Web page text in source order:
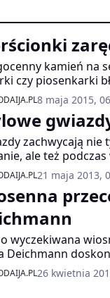
kamień na
czy piosenkarki
zdjęć, relacji
pierścionki
gwiazd.
8 maja 2015,
zachwycają nie
ale też
kurortach.
Watts są tego
one
kostiumy
trzech
propozycji na
21 maja 2013,
wyczekiwana
Deichmann
Już od 26
z wiosennej
26 kwietnia